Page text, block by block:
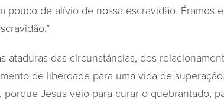
pouco de alívio de nossa escravidão. Éramos
ataduras das circunstâncias, dos
de liberdade para uma vida de
porque Jesus veio para curar o quebrantado,